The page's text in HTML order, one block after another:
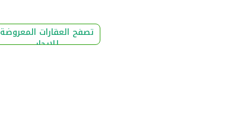
تصفح العقارات المعروضة
للإيجار